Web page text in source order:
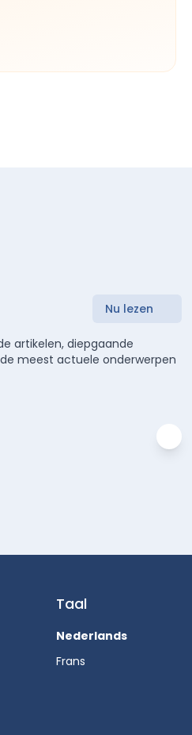
Nu lezen
artikelen, diepgaande
meest actuele onderwerpen
Taal
Nederlands
Frans